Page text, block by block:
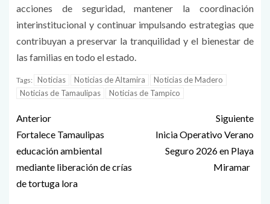
acciones de seguridad, mantener la coordinación
interinstitucional y continuar impulsando estrategias que
contribuyan a preservar la tranquilidad y el bienestar de
las familias en todo el estado.
Tags: Noticias Noticias de Altamira
Noticias de Madero
Noticias de Tamaulipas
Noticias de Tampico
Anterior
Fortalece Tamaulipas
educación ambiental
mediante liberación de crías
de tortuga lora
Siguiente
Inicia Operativo Verano
Seguro 2026 en Playa
Miramar